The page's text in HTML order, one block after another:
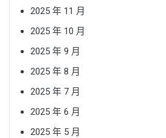
2025 年 11 月
2025 年 10 月
2025 年 9 月
2025 年 8 月
2025 年 7 月
2025 年 6 月
2025 年 5 月